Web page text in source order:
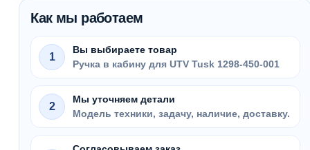
Как мы работаем
1
Вы выбираете товар
Ручка в кабину для UTV Tusk 1298-450-001
2
Мы уточняем детали
Модель техники, задачу, наличие, доставку.